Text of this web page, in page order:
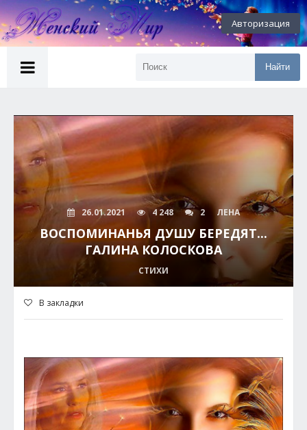
Авторизация
Найти
26.01.2021 4 248 2 ЛЕНА
ВОСПОМИНАНЬЯ ДУШУ БЕРЕДЯТ...
ГАЛИНА КОЛОСКОВА
СТИХИ
В закладки